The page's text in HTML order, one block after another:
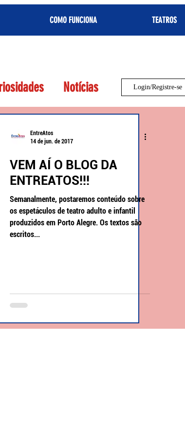
COMO FUNCIONA TEATROS
Notícias Login/Registre-se
EntreAtos
14 de jun. de 2017
VEM AÍ O BLOG DA
ENTREATOS!!!
Semanalmente, postaremos conteúdo sobre
os espetáculos de teatro adulto e infantil
produzidos em Porto Alegre. Os textos são
escritos...